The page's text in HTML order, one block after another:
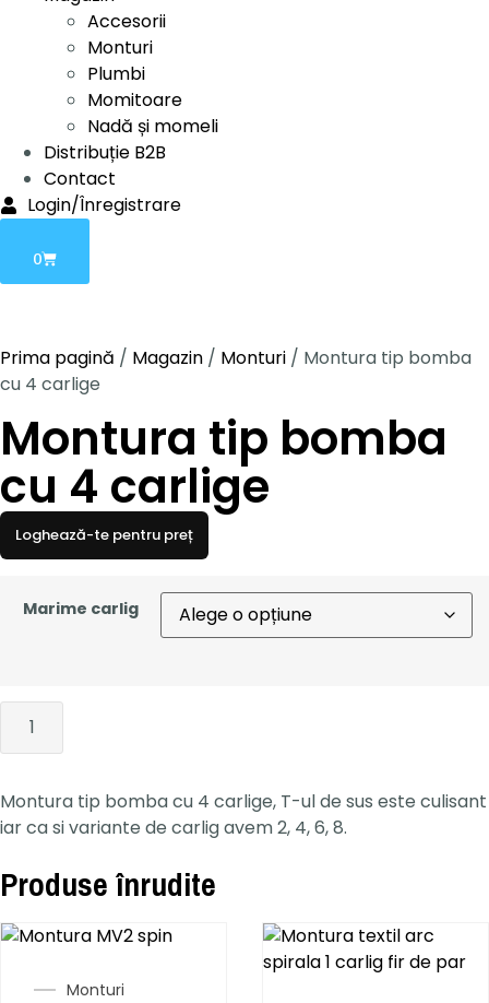
Accesorii
Monturi
Plumbi
Momitoare
Nadă și momeli
Distribuție B2B
Contact
Login/Înregistrare
0
Prima pagină / Magazin / Monturi / Montura tip bomba
cu 4 carlige
Montura tip bomba
cu 4 carlige
Loghează-te pentru preț
Marime carlig
Montura tip bomba cu 4 carlige, T-ul de sus este culisant
iar ca si variante de carlig avem 2, 4, 6, 8.
Produse înrudite
Monturi